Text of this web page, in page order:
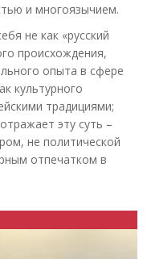
и многоязычием.
не как «русский
происхождения,
опыта в сфере
культурного
традициями;
эту суть –
не политической
отпечатком в